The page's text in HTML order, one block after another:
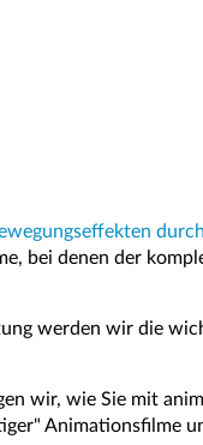
bei denen der
werden wir die
wir, wie Sie mit
Animationsfilme